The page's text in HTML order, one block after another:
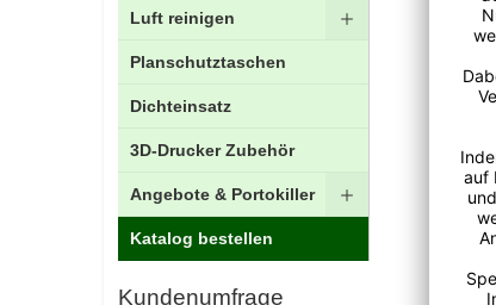
Luft reinigen
Planschutztaschen
Dichteinsatz
3D-Drucker Zubehör
Angebote & Portokiller
Katalog bestellen
Kundenumfrage